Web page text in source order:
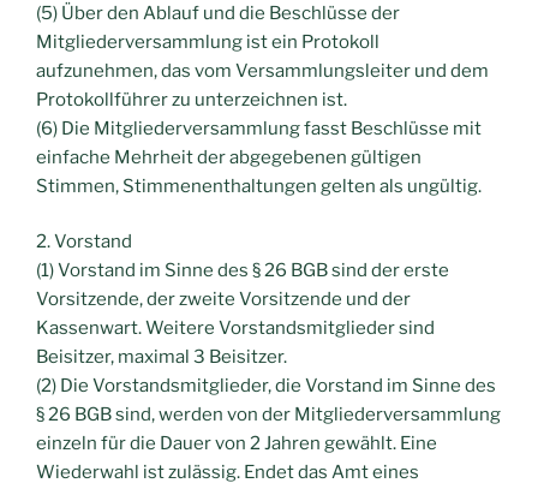
(5) Über den Ablauf und die Beschlüsse der
Mitgliederversammlung ist ein Protokoll
aufzunehmen, das vom Versammlungsleiter und dem
Protokollführer zu unterzeichnen ist.
(6) Die Mitgliederversammlung fasst Beschlüsse mit
einfache Mehrheit der abgegebenen gültigen
Stimmen, Stimmenenthaltungen gelten als ungültig.
2. Vorstand
(1) Vorstand im Sinne des § 26 BGB sind der erste
Vorsitzende, der zweite Vorsitzende und der
Kassenwart. Weitere Vorstandsmitglieder sind
Beisitzer, maximal 3 Beisitzer.
(2) Die Vorstandsmitglieder, die Vorstand im Sinne des
§ 26 BGB sind, werden von der Mitgliederversammlung
einzeln für die Dauer von 2 Jahren gewählt. Eine
Wiederwahl ist zulässig. Endet das Amt eines